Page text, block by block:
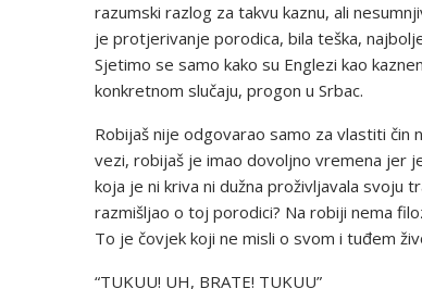
razumski razlog za takvu kaznu, ali
je protjerivanje porodica, bila teška,
Sjetimo se samo kako su Englezi kao
konkretnom slučaju, progon u Srbac.
Robijaš nije odgovarao samo za vlastiti čin
vezi, robijaš je imao dovoljno vremena jer
koja je ni kriva ni dužna proživljavala svoju
razmišljao o toj porodici? Na robiji nema
To je čovjek koji ne misli o svom i tuđem
“TUKUU! UH, BRATE! TUKUU”